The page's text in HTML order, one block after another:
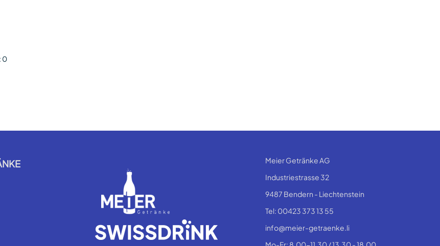
0
Meier Getränke AG
Industriestrasse 32
9487 Bendern - Liechtenstein
Tel: 00423 373 13 55
info@meier-getraenke.li